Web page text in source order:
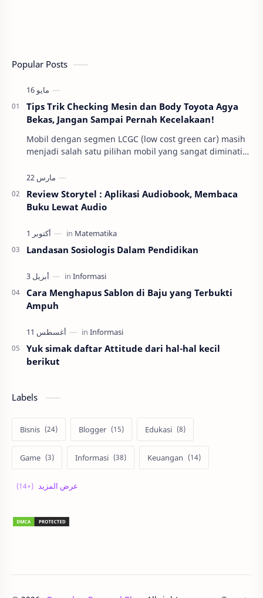
Popular Posts
Tips Trik Checking Mesin dan Body Toyota Agya
Bekas, Jangan Sampai Pernah Kecelakaan!
Mobil dengan segmen LCGC (low cost green car) masih
menjadi salah satu pilihan mobil yang sangat diminati
Review Storytel : Aplikasi Audiobook, Membaca
Buku Lewat Audio
Landasan Sosiologis Dalam Pendidikan
Cara Menghapus Sablon di Baju yang Terbukti
Ampuh
Yuk simak daftar Attitude dari hal-hal kecil
berikut
Labels
Bisnis Blogger Edukasi
Game Informasi Keuangan
Korea Lari